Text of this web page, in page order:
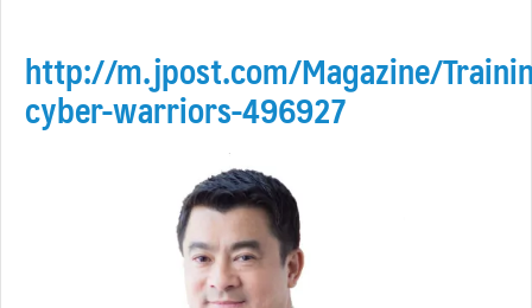
http://m.jpost.com/Magazine/
cyber-warriors-496927